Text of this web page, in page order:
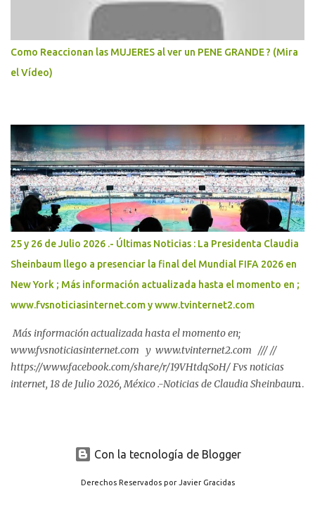
inauguración del Museo de Ichkaantijoo y Centro de Visitantes de
la zona arqueológica de Dzibilchaltún, espacio que acerca la
riqueza de la cultura maya a las nuevas generaciones y amplía la
inauguración, el Gobernador Joaquín Díaz Mena, acompañado de
Como Reaccionan las MUJERES al ver un PENE GRANDE ? (Mira
el Vídeo)
25 y 26 de Julio 2026 .- Últimas Noticias : La Presidenta Claudia
Sheinbaum llego a presenciar la final del Mundial FIFA 2026 en
New York ; Más información actualizada hasta el momento en ;
www.fvsnoticiasinternet.com y www.tvinternet2.com
Más información actualizada hasta el momento en;
www.fvsnoticiasinternet.com y www.tvinternet2.com /// //
https://www.facebook.com/share/r/19VHtdqSoH/ Fvs noticias
internet, 18 de Julio 2026, México .-Noticias de Claudia Sheinbaum
Con la tecnología de Blogger
Derechos Reservados por Javier Gracidas